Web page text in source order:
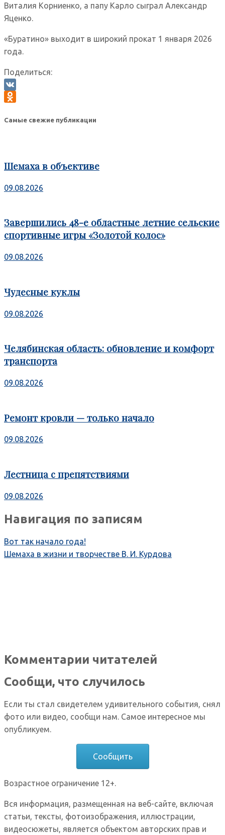
Виталия Корниенко, а папу Карло сыграл Александр
Яценко.
«Буратино» выходит в широкий прокат 1 января 2026
года.
Поделиться:
VK
Самые свежие публикации
Шемаха в объективе
09.08.2026
Завершились 48-е областные летние сельские
спортивные игры «Золотой колос»
09.08.2026
Чудесные куклы
09.08.2026
Челябинская область: обновление и комфорт
транспорта
09.08.2026
Ремонт кровли — только начало
09.08.2026
Лестница с препятствиями
09.08.2026
Навигация по записям
Вот так начало года!
Шемаха в жизни и творчестве В. И. Курдова
Комментарии читателей
Сообщи, что случилось
Если ты стал свидетелем удивительного события, снял
фото или видео, сообщи нам. Самое интересное мы
опубликуем.
Сообщить
Возрастное ограничение 12+.
Вся информация, размещенная на веб-сайте, включая
статьи, тексты, фотоизображения, иллюстрации,
видеосюжеты, является объектом авторских прав и